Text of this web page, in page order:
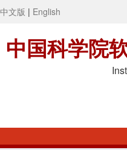
中文版 | English
中国科学院